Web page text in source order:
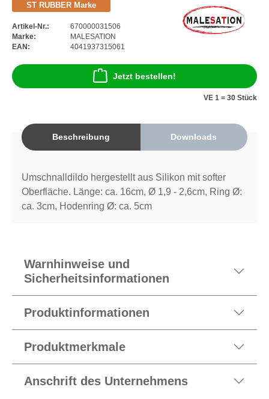
ST RUBBER Marke
Artikel-Nr.:
670000031506
Marke:
MALESATION
EAN:
4041937315061
Jetzt bestellen!
VE 1 = 30 Stück
Beschreibung Downloads
Umschnalldildo hergestellt aus Silikon mit softer
Oberfläche. Länge: ca. 16cm, Ø 1,9 - 2,6cm, Ring Ø:
ca. 3cm, Hodenring Ø: ca. 5cm
Warnhinweise und
Sicherheitsinformationen
Produktinformationen
Produktmerkmale
Anschrift des Unternehmens